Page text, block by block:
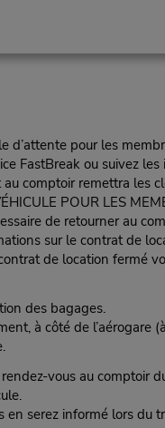
pour les
FastBreak ou suivez
comptoir remettra les
POUR LES
de retourner au
sur le contrat de
de location fermé
des bagages.
à côté de l’aérogare
vous au
en serez informé lors du